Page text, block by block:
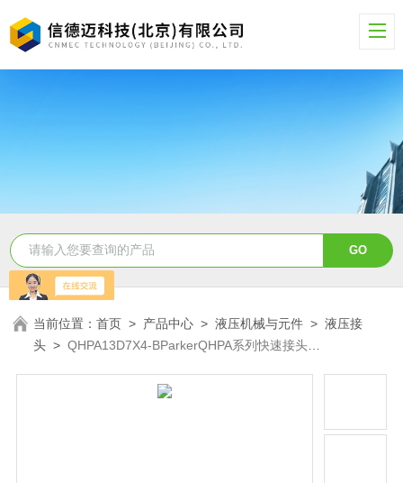
当前位置：首页 > 产品中心 >液压机械与元件 >液压接
头 >QHPA13D7X4-BParkerQHPA系列快速接头